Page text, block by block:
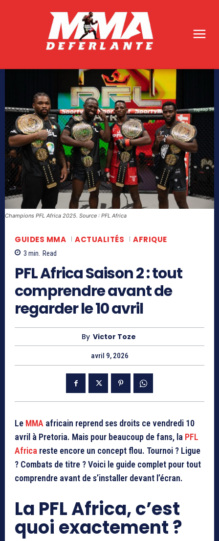
Champions PFL Africa 2025. Source : PFL Africa
GUIDES MMA ACTUALITÉS AFRIQUE
3 min. Read
PFL Africa Saison 2 : tout
comprendre avant de
regarder le 10 avril
By Victor Toze
avril 9, 2026
Le MMA africain reprend ses droits ce vendredi 10
avril à Pretoria. Mais pour beaucoup de fans, la PFL
Africa reste encore un concept flou. Tournoi ? Ligue
? Combats de titre ? Voici le guide complet pour tout
comprendre avant de s’installer devant l’écran.
La PFL Africa, c’est
quoi exactement ?